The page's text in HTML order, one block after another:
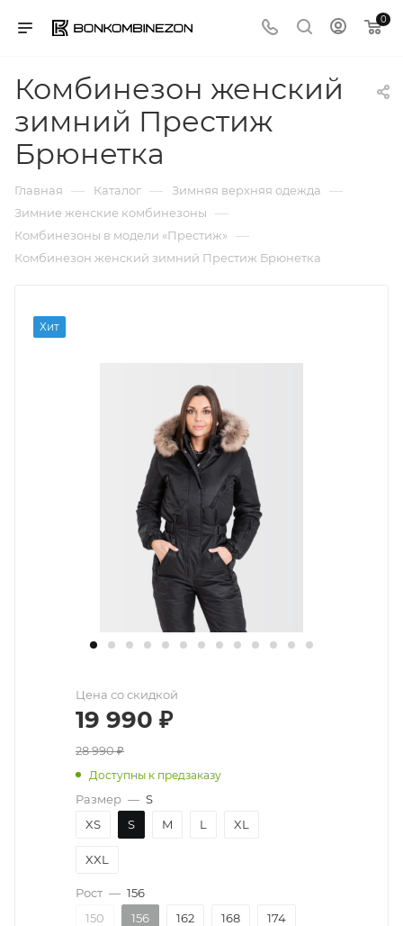
0
Комбинезон женский
зимний Престиж
Брюнетка
Главная — Каталог — Зимняя верхняя одежда —
Зимние женские комбинезоны —
Комбинезоны в модели «Престиж» —
Комбинезон женский зимний Престиж Брюнетка
Хит
Цена со скидкой
19 990 ₽
28 990₽
Доступны к предзаказу
Размер — S
XS
S M L XL
XXL
Рост — 156
150
156 162 168 174